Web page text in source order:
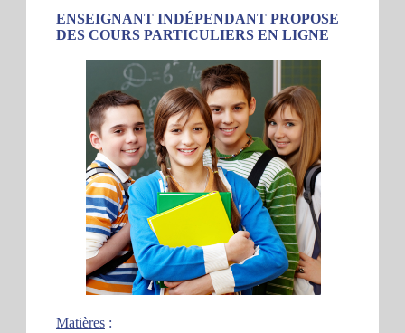
ENSEIGNANT INDÉPENDANT PROPOSE
DES COURS PARTICULIERS EN LIGNE
Matières :